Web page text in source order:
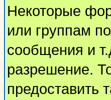
Некоторые
или группам
сообщения и
разрешение.
предоставить